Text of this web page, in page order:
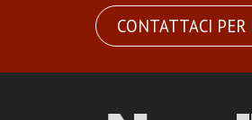
CONTATTACI PER